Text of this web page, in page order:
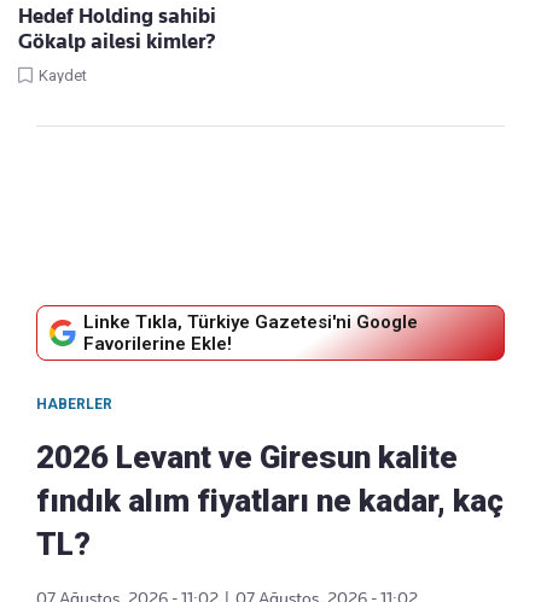
Hedef Holding sahibi
Gökalp ailesi kimler?
Kaydet
Linke Tıkla, Türkiye Gazetesi'ni Google
Favorilerine Ekle!
HABERLER
2026 Levant ve Giresun kalite
fındık alım fiyatları ne kadar, kaç
TL?